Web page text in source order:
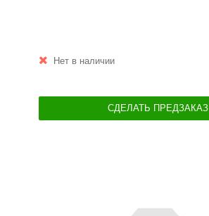
Нет в наличии
СДЕЛАТЬ ПРЕДЗАКАЗ